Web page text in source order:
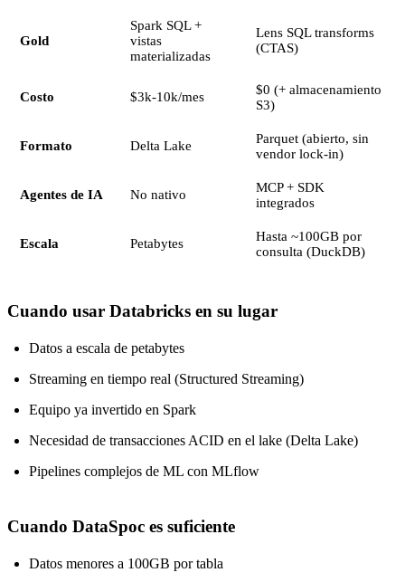
Gold
Spark SQL +
vistas
materializadas
Lens SQL transforms
(CTAS)
Costo $3k-10k/mes
$0 (+ almacenamiento
S3)
Formato Delta Lake
Parquet (abierto, sin
vendor lock-in)
Agentes de IA No nativo
MCP + SDK
integrados
Escala Petabytes
Hasta ~100GB por
consulta (DuckDB)
Cuando usar Databricks en su lugar
Datos a escala de petabytes
Streaming en tiempo real (Structured Streaming)
Equipo ya invertido en Spark
Necesidad de transacciones ACID en el lake (Delta Lake)
Pipelines complejos de ML con MLflow
Cuando DataSpoc es suficiente
Datos menores a 100GB por tabla